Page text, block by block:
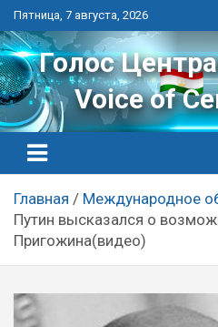
Перейти
к
контенту
Пятница, 7 августа, 2026
Голос
Voice of
Главная
Международное
Путин высказался о
Пригожина(видео)